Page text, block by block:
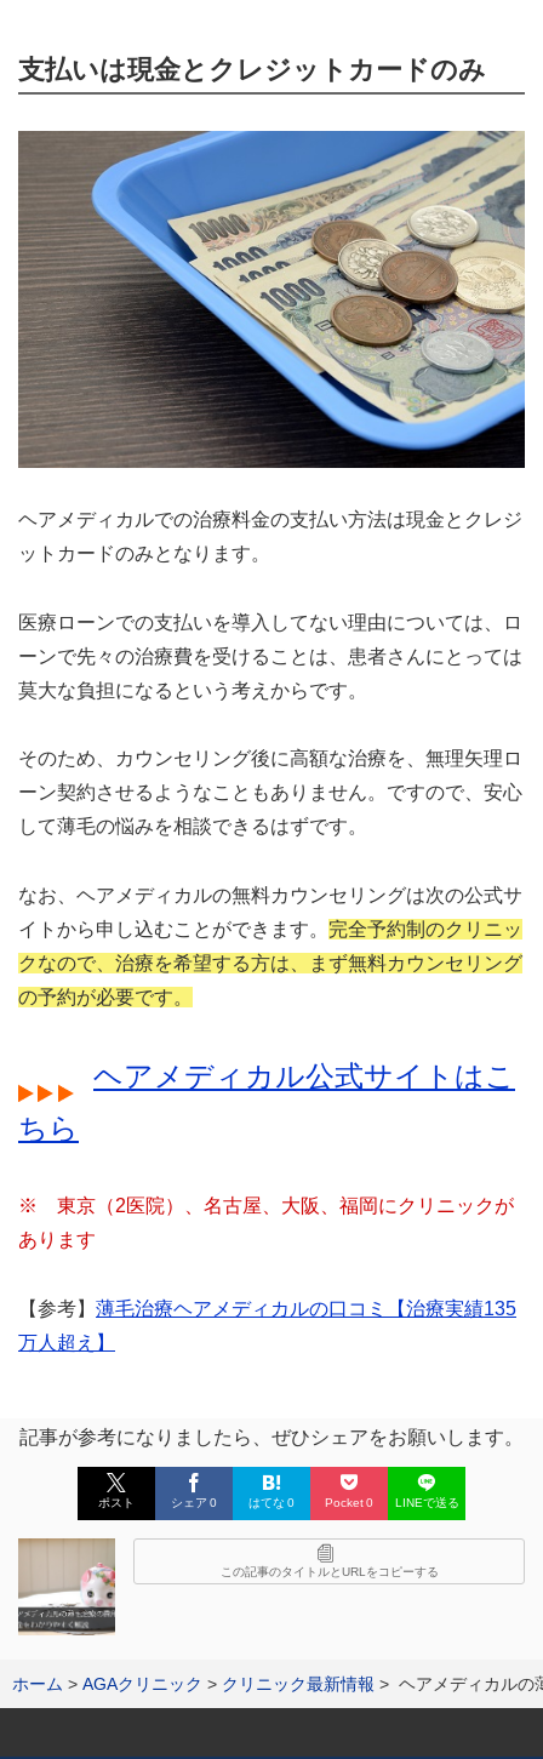
ホーム AGAクリニック クリニック最新情報 ヘアメディカルの
支払いは現金とクレジットカードのみ
ヘアメディカルでの治療料金の支払い方法は現金とクレジ
ットカードのみとなります。
医療ローンでの支払いを導入してない理由については、ロ
ーンで先々の治療費を受けることは、患者さんにとっては
莫大な負担になるという考えからです。
そのため、カウンセリング後に高額な治療を、無理矢理ロ
ーン契約させるようなこともありません。ですので、安心
して薄毛の悩みを相談できるはずです。
なお、ヘアメディカルの無料カウンセリングは次の公式サ
イトから申し込むことができます。 完全予約制のクリニッ
クなので、治療を希望する方は、まず無料カウンセリング
の予約が必要です。
ヘアメディカル公式サイトはこ
ちら
※ 東京（2医院）、名古屋、大阪、福岡にクリニックが
あります
【参考】 薄毛治療ヘアメディカルの口コミ【治療実績135
万人超え】
記事が参考になりましたら、ぜひシェアをお願いします。
ポスト シェア 0 はてな 0 Pocket0 LINEで送る
この記事のタイトルとURLをコピーする